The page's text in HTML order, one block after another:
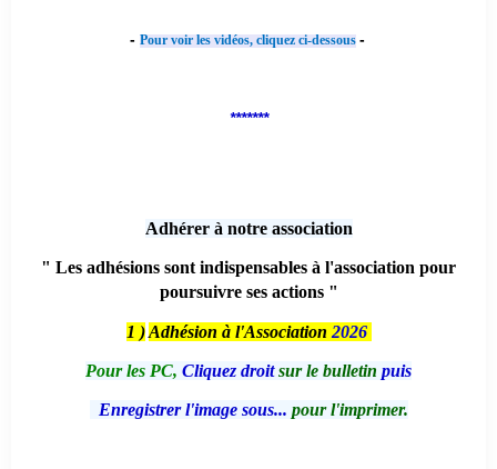
- Pour voir les vidéos, cliquez ci-dessous -
*******
Adhérer à notre association
" Les adhésions sont indispensables à l'association pour
poursuivre ses actions "
1 ) Adhésion à l'Association 2026
Pour les PC, Cliquez droitsur le bulletin puis
Enregistrer l'image sous... pour l'imprimer.